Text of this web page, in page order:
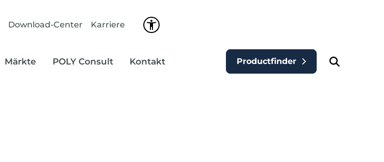
Download-Center Karriere
Märkte POLY Consult Kontakt Productfinder